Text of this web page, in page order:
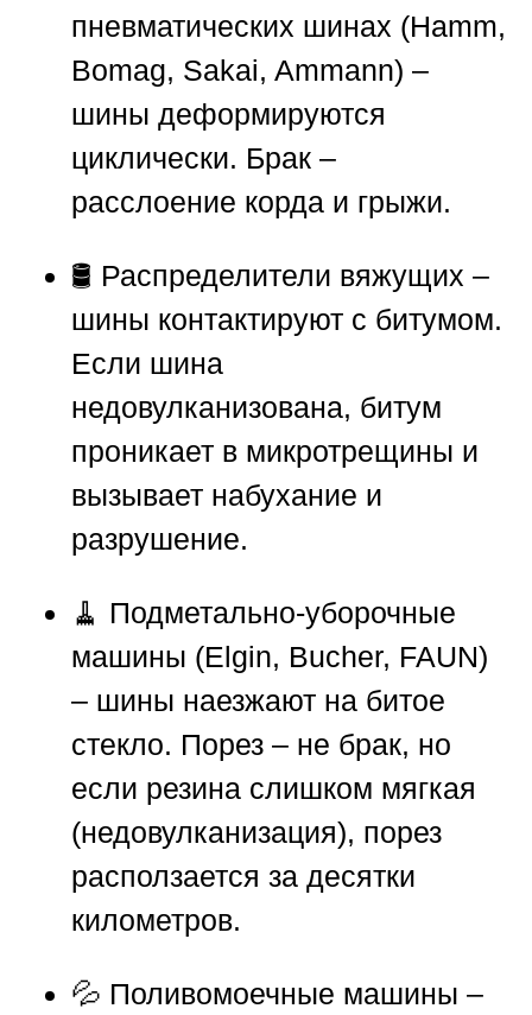
пневматических шинах (Hamm,
Bomag, Sakai, Ammann) –
шины деформируются
циклически. Брак –
расслоение корда и грыжи.
🛢️ Распределители вяжущих –
шины контактируют с битумом.
Если шина
недовулканизована, битум
проникает в микротрещины и
вызывает набухание и
разрушение.
🧹 Подметально-уборочные
машины (Elgin, Bucher, FAUN)
– шины наезжают на битое
стекло. Порез – не брак, но
если резина слишком мягкая
(недовулканизация), порез
расползается за десятки
километров.
💦 Поливомоечные машины –